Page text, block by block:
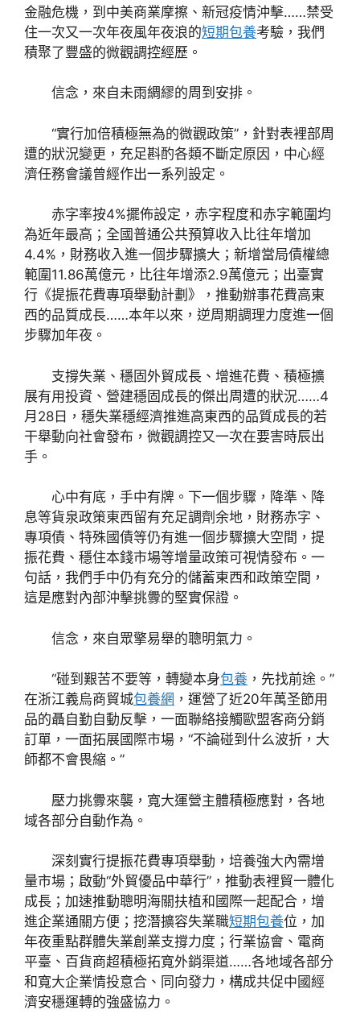
金融危機，到中美商業摩擦、新冠疫情沖擊……禁受
住一次又一次年夜風年夜浪的短期包養考驗，我們
積聚了豐盛的微觀調控經歷。
信念，來自未雨綢繆的周到安排。
“實行加倍積極無為的微觀政策”，針對表裡部周
遭的狀況變更，充足斟酌各類不斷定原因，中心經
濟任務會議曾經作出一系列設定。
赤字率按4%擺佈設定，赤字程度和赤字範圍均
為近年最高；全國普通公共預算收入比往年增加
4.4%，財務收入進一個步驟擴大；新增當局債權總
範圍11.86萬億元，比往年增添2.9萬億元；出臺實
行《提振花費專項舉動計劃》，推動辦事花費高東
西的品質成長……本年以來，逆周期調理力度進一個
步驟加年夜。
支撐失業、穩固外貿成長、增進花費、積極擴
展有用投資、營建穩固成長的傑出周遭的狀況……4
月28日，穩失業穩經濟推進高東西的品質成長的若
干舉動向社會發布，微觀調控又一次在要害時辰出
手。
心中有底，手中有牌。下一個步驟，降準、降
息等貨泉政策東西留有充足調劑余地，財務赤字、
專項債、特殊國債等仍有進一個步驟擴大空間，提
振花費、穩住本錢市場等增量政策可視情發布。一
句話，我們手中仍有充分的儲蓄東西和政策空間，
這是應對內部沖擊挑釁的堅實保證。
信念，來自眾擎易舉的聰明氣力。
“碰到艱苦不要等，轉變本身包養 ，先找前途。”
在浙江義烏商貿城包養網 ，運營了近20年萬圣節用
品的聶自勤自動反擊，一面聯絡接觸歐盟客商分銷
訂單，一面拓展國際市場，“不論碰到什么波折，大
師都不會畏縮。”
壓力挑釁來襲，寬大運營主體積極應對，各地
域各部分自動作為。
深刻實行提振花費專項舉動，培養強大內需增
量市場；啟動“外貿優品中華行”，推動表裡貿一體化
成長；加速推動聰明海關扶植和國際一起配合，增
進企業通關方便；挖潛擴容失業職短期包養位，加
年夜重點群體失業創業支撐力度；行業協會、電商
平臺、百貨商超積極拓寬外銷渠道……各地域各部分
和寬大企業情投意合、同向發力，構成共促中國經
濟安穩運轉的強盛協力。